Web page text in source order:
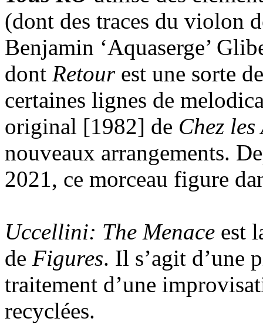
(dont des traces du violon
Benjamin ‘Aquaserge’
dont Retourest une sorte
certaines lignes de
original [1982] de Chez
nouveaux arrangements.
2021, ce morceau figure
Uccellini: The Menace est
de Figures. Il s’agit d’une
traitement d’une
recyclées.